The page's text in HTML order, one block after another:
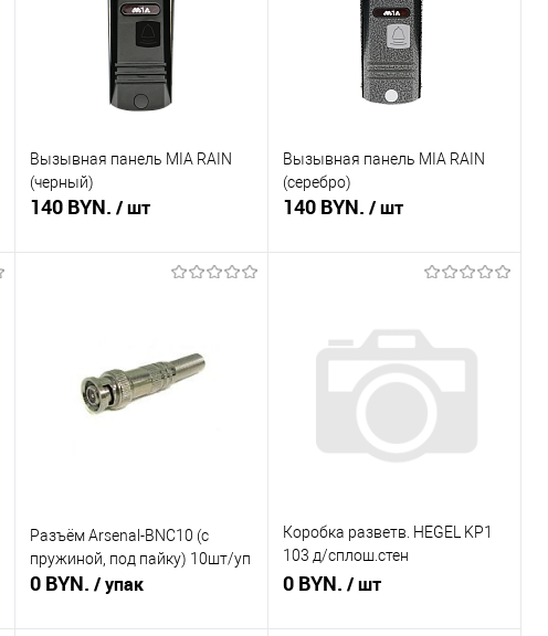
В избранное
Недоступно
В избранное
Недоступно
Вызывная панель MIA RAIN
(черный)
140 BYN. / шт
Сравнение
В избранное
В наличии
Вызывная панель MIA RAIN
(серебро)
140 BYN. / шт
Купить в 1 клик
Сравнение
В избранное
Недоступно
Разъём Arsenal-BNC10 (с
пружиной, под пайку) 10шт/уп
0 BYN. / упак
Коробка разветв. HEGEL KP1
103 д/сплош.стен
160х130х70мм
0 BYN. / шт